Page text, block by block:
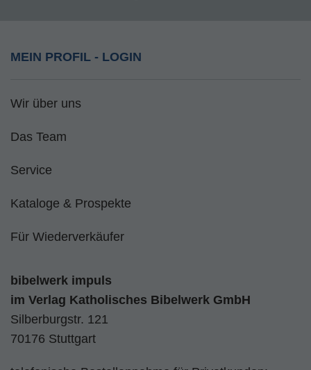
MEIN PROFIL - LOGIN
Wir über uns
Das Team
Service
Kataloge & Prospekte
Für Wiederverkäufer
bibelwerk impuls
im Verlag Katholisches Bibelwerk GmbH
Silberburgstr. 121
70176 Stuttgart